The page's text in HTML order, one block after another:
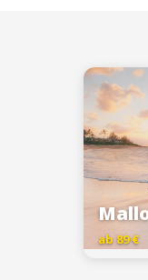
ab 89 €